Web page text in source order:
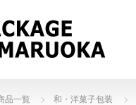
品一覧 和・洋菓子包装